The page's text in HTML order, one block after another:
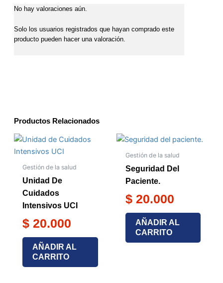
Productos Relacionados
Gestión de la salud
Unidad De
Cuidados
Intensivos UCI
$ 20.000
AÑADIR AL
CARRITO
Gestión de la salud
Seguridad Del
Paciente.
$20.000
AÑADIR AL
CARRITO
No hay valoraciones aún.
Solo los usuarios registrados que hayan comprado este
producto pueden hacer una valoración.